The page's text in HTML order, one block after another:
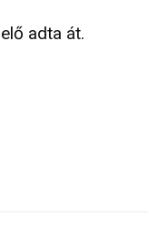
adta át.